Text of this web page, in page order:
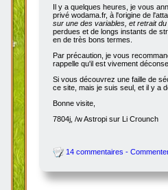
Il y a quelques heures, je vous
privé wodama.fr, à l'origine de
sur une des variables, et retrait
perdues et de longs instants de
en de très bons termes.
Par précaution, je vous
rappelle qu'il est vivement
Si vous découvrez une faille de
ce site, mais je suis seul, et il y a
Bonne visite,
7804j, /w Astropi sur Li Crounch
14 commentaires -